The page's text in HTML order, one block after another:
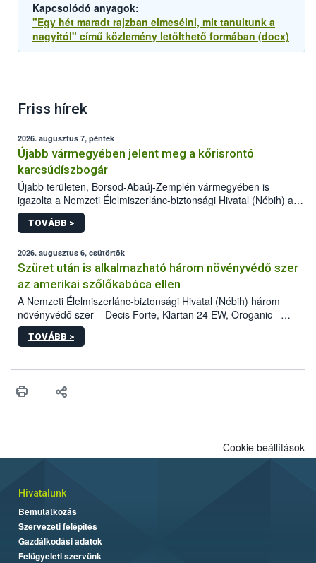
Kapcsolódó anyagok:
"Egy hét maradt rajzban elmesélni, mit tanultunk a
nagyitól" című közlemény letölthető formában (docx)
Friss hírek
2026. augusztus 7, péntek
Újabb vármegyében jelent meg a kőrisrontó
karcsúdíszbogár
Újabb területen, Borsod-Abaúj-Zemplén vármegyében is
igazolta a Nemzeti Élelmiszerlánc-biztonsági Hivatal (Nébih) a
kőrisrontó karcsúdíszbogár (Agrilus planipennis) jelenlétét. A
kártevőt nem csak színcsapdában találták meg, de már fertőzött
az intenzív felderítést, emellett az intézkedéseket a szlovák
hatósággal is összehangolják a terjedés megállítása érdekében.
TOVÁBB >
2026. augusztus 6, csütörtök
Szüret után is alkalmazható három növényvédő szer
az amerikai szőlőkabóca ellen
A Nemzeti Élelmiszerlánc-biztonsági Hivatal (Nébih) három
növényvédő szer – Decis Forte, Klartan 24 EW, Oroganic –
engedélyokiratát módosította, így azok a szüretet követően,
egészen a vesszőérettség (BBCH 91) stádiumáig
érésű szőlőkben is legyen lehetőség a károsító elleni további
felhasználók számára is elérhető és ökológiai termesztésben is
TOVÁBB >
Cookie beállítások
Hivatalunk
Bemutatkozás
Szervezeti felépítés
Gazdálkodási adatok
Felügyeleti szervünk